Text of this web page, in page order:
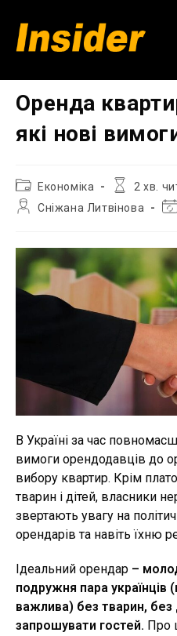
вмісту
Оренда
які нові
Категорія
запису:
Економіка
Час
2 хв.
АвторСніжана Литвінова
В Україні за час
вимоги орендодавців до
вибору квартир. Крім
тварин і дітей, власники
звертають увагу на
орендарів та навіть їхню
Ідеальний орендар –
подружня пара українців
важлива) без тварин, без
запрошувати гостей. Про